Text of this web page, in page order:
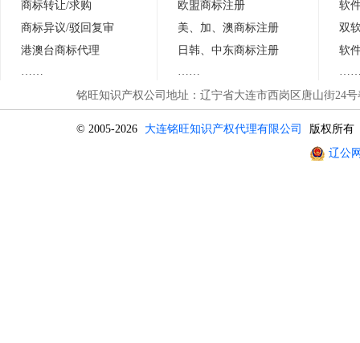
商标转让/求购
商标异议/驳回复审
港澳台商标代理
欧盟商标注册
美、加、澳商标注册
日 韩 、中东商标注册
软
双
软
铭旺知识产权公司地址：辽宁省大连市西岗区唐山街24
© 2005-2026 大连铭旺知识产权代理有限公司
版权所有
辽公